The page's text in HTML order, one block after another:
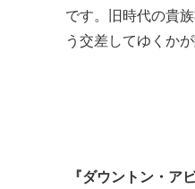
です。旧時代の貴
う交差してゆくか
『ダウントン・ア